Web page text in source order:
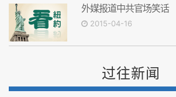
外媒报道中共官场笑话
2015-04-16
过往新闻